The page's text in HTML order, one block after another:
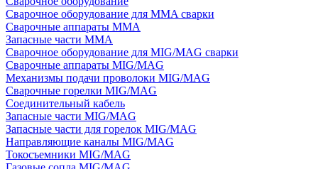
Сварочное оборудование для MMA сварки
Сварочные аппараты MMA
Запасные части MMA
Сварочное оборудование для MIG/MAG сварки
Сварочные аппараты MIG/MAG
Механизмы подачи проволоки MIG/MAG
Сварочные горелки MIG/MAG
Соединительный кабель
Запасные части MIG/MAG
Запасные части для горелок MIG/MAG
Направляющие каналы MIG/MAG
Токосъемники MIG/MAG